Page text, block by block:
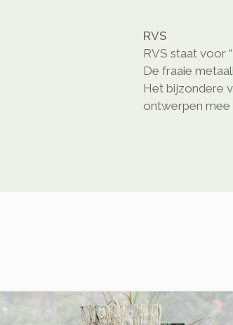
RVS
RVS staat voor
De fraaie
Het bijzondere
ontwerpen mee